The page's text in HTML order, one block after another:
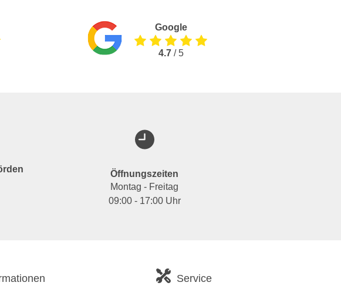
Google
4.7/ 5
Öffnungszeiten
Montag - Freitag
09:00 - 17:00 Uhr
Service